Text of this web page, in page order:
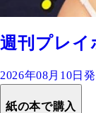
週刊プレイ
2026年08月10日
紙の本で購入